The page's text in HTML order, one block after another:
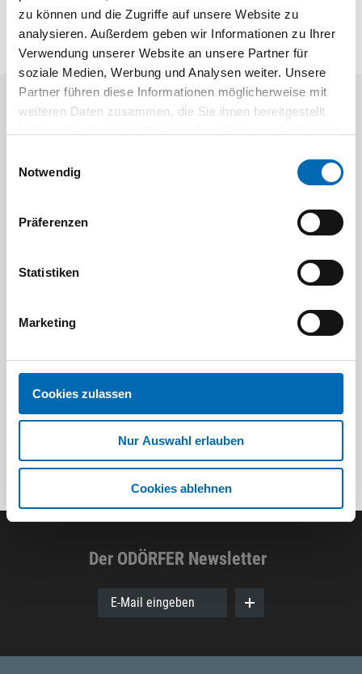
zu können und die Zugriffe auf unsere Website zu
analysieren. Außerdem geben wir Informationen zu Ihrer
Verwendung unserer Website an unsere Partner für
soziale Medien, Werbung und Analysen weiter. Unsere
Partner führen diese Informationen möglicherweise mit
weiteren Daten zusammen, die Sie ihnen bereitgestellt
Notwendig
Präferenzen
Statistiken
Marketing
Cookies zulassen
Nur Auswahl erlauben
Cookies ablehnen
Aktuelle Angebote
8 Ausführungen
Artikel-Nr.
Der ODÖRFER Newsletter
E-Mail eingeben